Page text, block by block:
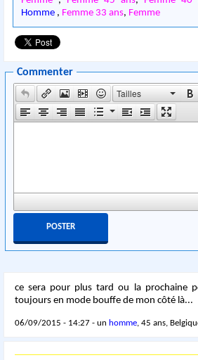
Homme , Femme 33 ans, Femme
Commenter
Tailles
ce sera pour plus tard ou la prochaine
toujours en mode bouffe de mon côté là...
06/09/2015 - 14:27 - un homme, 45 ans,